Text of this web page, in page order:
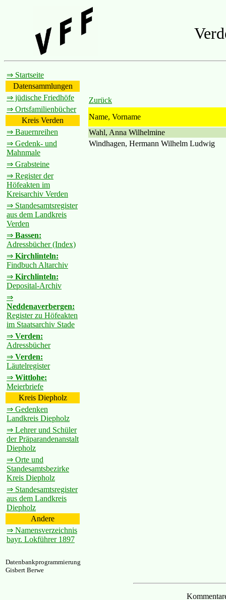
⇒ Startseite
Datensammlungen
⇒ jüdische Friedhöfe
⇒ Ortsfamilienbücher
Kreis Verden
⇒ Bauernreihen
⇒ Gedenk- und
Mahnmale
⇒ Grabsteine
⇒ Register der
Höfeakten im
Kreisarchiv Verden
⇒ Standesamtsregister
aus dem Landkreis
Verden
⇒ Bassen:
Adressbücher (Index)
⇒ Kirchlinteln:
Findbuch Altarchiv
⇒ Kirchlinteln:
Deposital-Archiv
⇒
Neddenaverbergen:
Register zu Höfeakten
im Staatsarchiv Stade
⇒ Verden:
Adressbücher
⇒ Verden:
Läutelregister
⇒ Wittlohe:
Meierbriefe
Kreis Diepholz
⇒ Gedenken
Landkreis Diepholz
⇒ Lehrer und Schüler
der Präparandenanstalt
Diepholz
⇒ Orte und
Standesamtsbezirke
Kreis Diepholz
⇒ Standesamtsregister
aus dem Landkreis
Diepholz
Andere
⇒ Namensverzeichnis
bayr. Lokführer 1897
Zurück
Name, Vorname
Wahl, Anna Wilhelmine
Windhagen, Hermann Wilhelm Ludwig
Datenbankprogrammierung
Gisbert Berwe